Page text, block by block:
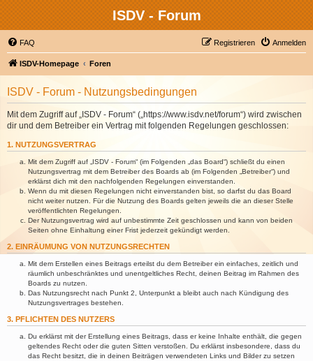
ISDV - Forum
FAQ Anmelden
Registrieren
ISDV-Homepage Foren
ISDV - Forum - Nutzungsbedingungen
Mit dem Zugriff auf „ISDV - Forum“ („https://www.isdv.net/forum“) wird zwischen
dir und dem Betreiber ein Vertrag mit folgenden Regelungen geschlossen:
1. NUTZUNGSVERTRAG
Mit dem Zugriff auf „ISDV - Forum“ (im Folgenden „das Board“) schließt du einen
Nutzungsvertrag mit dem Betreiber des Boards ab (im Folgenden „Betreiber“) und
erklärst dich mit den nachfolgenden Regelungen einverstanden.
Wenn du mit diesen Regelungen nicht einverstanden bist, so darfst du das Board
nicht weiter nutzen. Für die Nutzung des Boards gelten jeweils die an dieser Stelle
veröffentlichten Regelungen.
Der Nutzungsvertrag wird auf unbestimmte Zeit geschlossen und kann von beiden
Seiten ohne Einhaltung einer Frist jederzeit gekündigt werden.
2. EINRÄUMUNG VON NUTZUNGSRECHTEN
Mit dem Erstellen eines Beitrags erteilst du dem Betreiber ein einfaches, zeitlich und
räumlich unbeschränktes und unentgeltliches Recht, deinen Beitrag im Rahmen des
Boards zu nutzen.
Das Nutzungsrecht nach Punkt 2, Unterpunkt a bleibt auch nach Kündigung des
Nutzungsvertrages bestehen.
3. PFLICHTEN DES NUTZERS
Du erklärst mit der Erstellung eines Beitrags, dass er keine Inhalte enthält, die gegen
geltendes Recht oder die guten Sitten verstoßen. Du erklärst insbesondere, dass du
das Recht besitzt, die in deinen Beiträgen verwendeten Links und Bilder zu setzen